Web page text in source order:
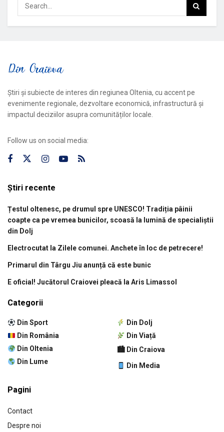
Știri și subiecte de interes din regiunea Oltenia, cu accent pe
evenimente regionale, dezvoltare economică, infrastructură și
impactul deciziilor asupra comunităților locale.
Follow us on social media:
Știri recente
Țestul oltenesc, pe drumul spre UNESCO! Tradiția pâinii
coapte ca pe vremea bunicilor, scoasă la lumină de specialiștii
din Dolj
Electrocutat la Zilele comunei. Anchete în loc de petrecere!
Primarul din Târgu Jiu anunță că este bunic
E oficial! Jucătorul Craiovei pleacă la Aris Limassol
Categorii
Din Sport
Din România
Din Oltenia
Din Lume
Din Dolj
Din Viață
🏙 Din Craiova
Din Media
Pagini
Contact
Despre noi